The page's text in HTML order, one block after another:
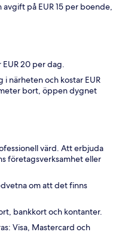
på EUR 15 per boende,
20 per dag.
närheten och kostar EUR
bort, öppen dygnet
värd. Att erbjuda
företagsverksamhet eller
om att det finns
bankkort och kontanter.
Visa, Mastercard och